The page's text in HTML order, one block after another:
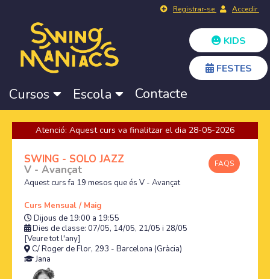
Registrar-se Accedir
KIDS
FESTES
Cursos Escola Contacte
Atenció: Aquest curs va finalitzar el dia 28-05-2026
FAQS
SWING - SOLO JAZZ
V - Avançat
Aquest curs fa 19 mesos que és V - Avançat
Curs Mensual / Maig
Dijous de 19:00 a 19:55
Dies de classe: 07/05, 14/05, 21/05 i 28/05
[Veure tot l'any]
C/ Roger de Flor, 293 - Barcelona (Gràcia)
Jana